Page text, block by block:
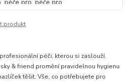
produkt
péči, kterou si zaslouží.
& friend promění pravidelnou hygienu
těšit. Vše, co potřebujete pro